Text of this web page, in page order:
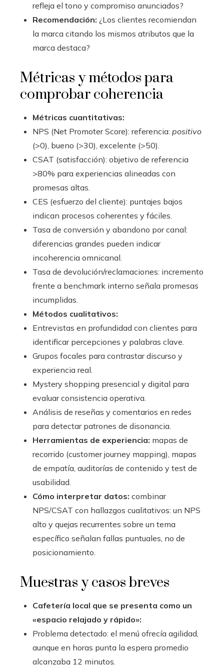
refleja el tono y compromiso anunciados?
Recomendación: ¿Los clientes recomiendan
la marca citando los mismos atributos que la
marca destaca?
Métricas y métodos para
comprobar coherencia
Métricas cuantitativas:
NPS (Net Promoter Score): referencia: positivo
(>0), bueno (>30), excelente (>50).
CSAT (satisfacción): objetivo de referencia
>80% para experiencias alineadas con
promesas altas.
CES (esfuerzo del cliente): puntajes bajos
indican procesos coherentes y fáciles.
Tasa de conversión y abandono por canal:
diferencias grandes pueden indicar
incoherencia omnicanal.
Tasa de devolución/reclamaciones: incremento
frente a benchmark interno señala promesas
incumplidas.
Métodos cualitativos:
Entrevistas en profundidad con clientes para
identificar percepciones y palabras clave.
Grupos focales para contrastar discurso y
experiencia real.
Mystery shopping presencial y digital para
evaluar consistencia operativa.
Análisis de reseñas y comentarios en redes
para detectar patrones de disonancia.
Herramientas de experiencia: mapas de
recorrido (customer journey mapping), mapas
de empatía, auditorías de contenido y test de
usabilidad.
Cómo interpretar datos: combinar
NPS/CSAT con hallazgos cualitativos: un NPS
alto y quejas recurrentes sobre un tema
específico señalan fallas puntuales, no de
posicionamiento.
Muestras y casos breves
Cafetería local que se presenta como un
«espacio relajado y rápido»:
Problema detectado: el menú ofrecía agilidad,
aunque en horas punta la espera promedio
alcanzaba 12 minutos.